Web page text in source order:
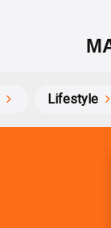
Lifestyle